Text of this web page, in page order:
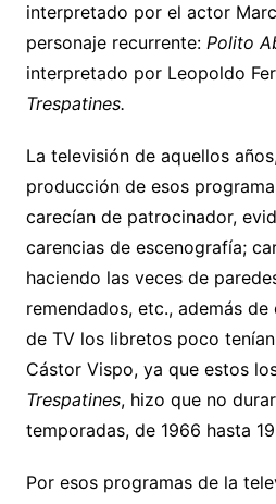
interpretado por el actor
personaje recurrente: Polito
interpretado por Leopoldo
Trespatines.
La televisión de aquellos
producción de esos
carecían de patrocinador,
carencias de escenografía;
haciendo las veces de
remendados, etc., además
de TV los libretos poco
Cástor Vispo, ya que estos
Trespatines, hizo que no
temporadas, de 1966 hasta
Por esos programas de la